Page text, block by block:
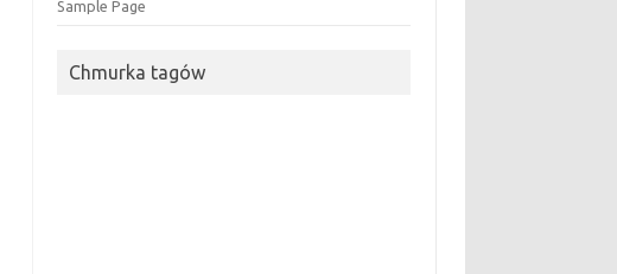
Sample Page
Chmurka tagów